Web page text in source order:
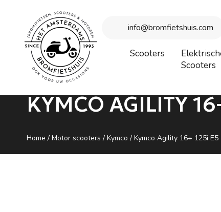
Beste bezoeker, wegens vakantie is onze winkel gesloten
info@bromfietshuis.com
Scooters
Scooters
KYMCO AGILITY
Home / Motor scooters / Kymco / Kymco Agility 16+ 125i E5